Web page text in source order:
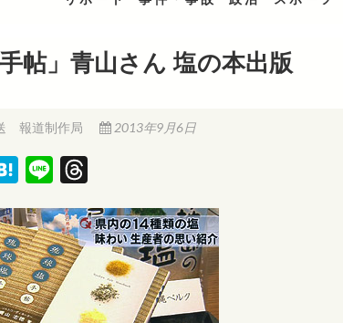
手帖」青山さん 塩の本出版
報道制作局 2013年9月6日
H
t
e
n
a
n
e
r
e
a
d